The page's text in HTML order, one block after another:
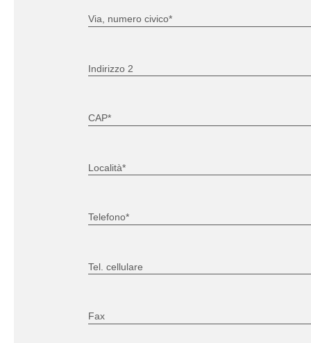
Via, numero civico*
Indirizzo 2
CAP*
Località*
Telefono*
Tel. cellulare
Fax